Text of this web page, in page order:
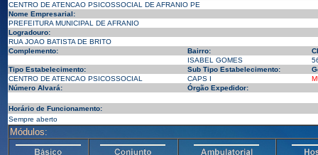
CENTRO DE ATENCAO PSICOSSOCIAL DE AFRANIO PE
Nome Empresarial:
PREFEITURA MUNICIPAL DE AFRANIO
Logradouro:
RUA JOAO BATISTA DE BRITO
Complemento:
Bairro:
ISABEL GOMES
Tipo Estabelecimento:
Sub Tipo Estabelecimento:
CENTRO DE ATENCAO PSICOSSOCIAL
CAPS I
Número Alvará:
Órgão Expedidor:
Horário de Funcionamento:
Sempre aberto
Módulos: